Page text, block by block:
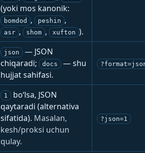
(yoki mos kanonik:
bomdod , peshin ,
asr , shom , xufton ).
json
— JSON
chiqaradi;
docs
— shu
hujjat sahifasi.
1
bo‘lsa, JSON
qaytaradi (alternativa
sifatida). Masalan,
kesh/proksi uchun
qulay.
?json=1